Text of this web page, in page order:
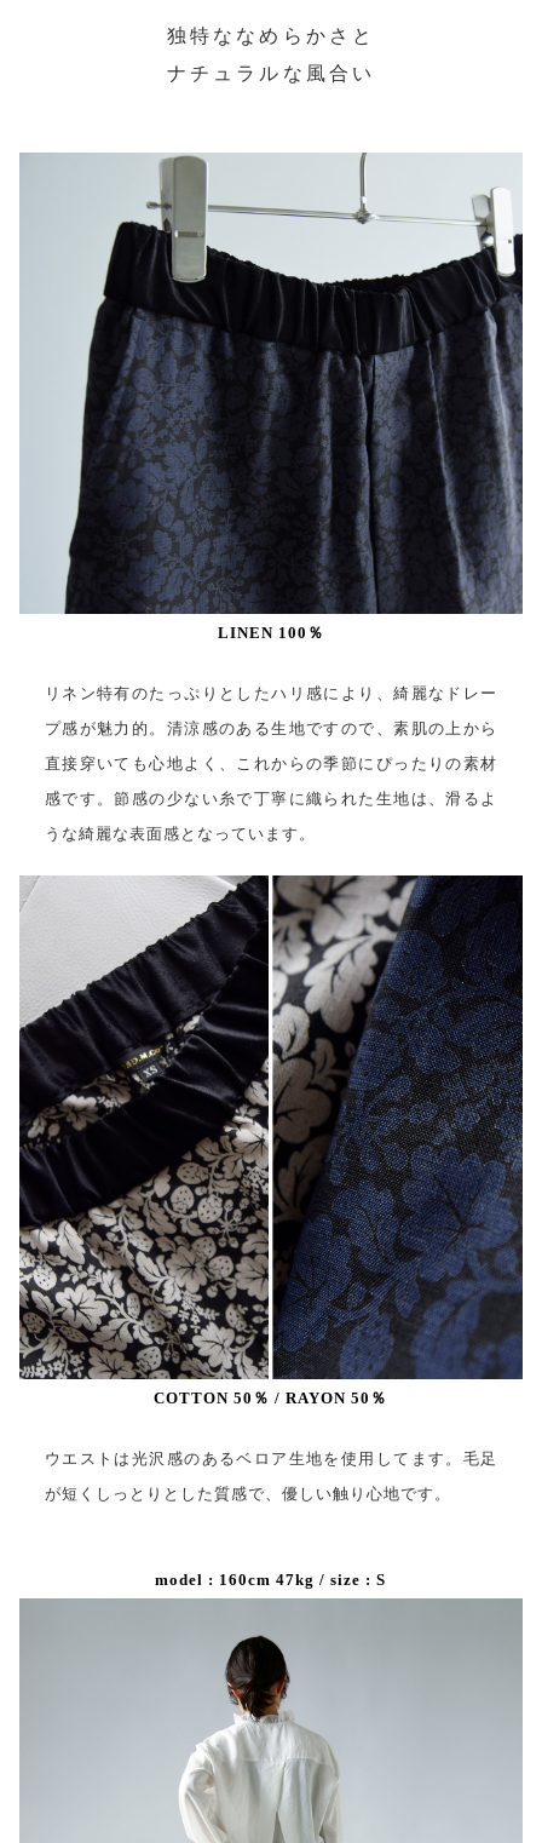
独特ななめらかさと
ナチュラルな風合い
LINEN 100％
リネン特有のたっぷりとしたハリ感により、綺麗なドレー
プ感が魅力的。清涼感のある生地ですので、素肌の上から
直接穿いても心地よく、これからの季節にぴったりの素材
感です。節感の少ない糸で丁寧に織られた生地は、滑るよ
うな綺麗な表面感となっています。
COTTON 50％ / RAYON 50％
ウエストは光沢感のあるベロア生地を使用してます。毛足
が短くしっとりとした質感で、優しい触り心地です。
model : 160cm 47kg / size : S